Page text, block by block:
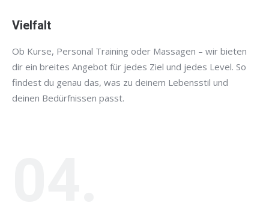
Vielfalt
Ob Kurse, Personal Training oder Massagen – wir bieten
dir ein breites Angebot für jedes Ziel und jedes Level. So
findest du genau das, was zu deinem Lebensstil und
deinen Bedürfnissen passt.